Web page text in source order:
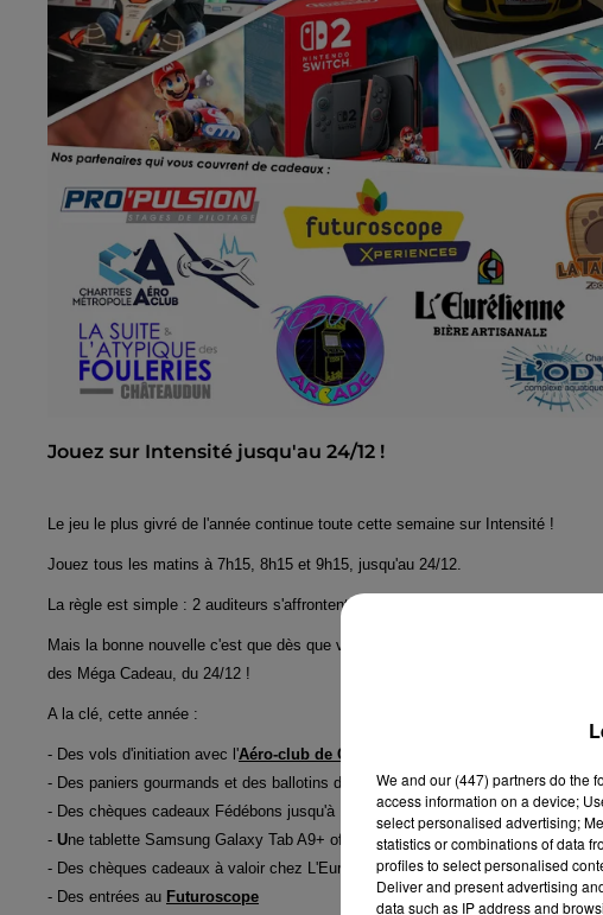
Jouez sur Intensité jusqu'au 24/12 !
Le jeu le plus givré de l'année continue toute cette semaine sur Intensité !
Jouez tous les matins à 7h15, 8h15 et 9h15, jusqu'au 24/12.
La règle est simple : 2 auditeurs s'affrontent autour d'une question chiffrée... Le
Mais la bonne nouvelle c'est que dès que vous passez à l'antenne, que vous
des Méga Cadeau, du 24/12 !
A la clé, cette année :
- Des vols d'initiation avec l'Aéro-club de Chartres
- Des paniers gourmands et des ballotins de chocolats offerts parL'Atelier de
- Des chèques cadeaux Fédébons jusqu'à 100€ avec laCCI d'Eure-et-Loir
- Une tablette Samsung Galaxy Tab A9+ offerts par leCrédit Agricole Val de
- Des chèques cadeaux à valoir chez L'Eurélienne,Brasserie de Chandresà
- Des entrées au Futuroscope
We and our (447) partnersdo the
access information on a device;
select personalised advertising;
statistics or combinations of data
profiles to select personalised
Deliver and present advertising
data such as IP address and